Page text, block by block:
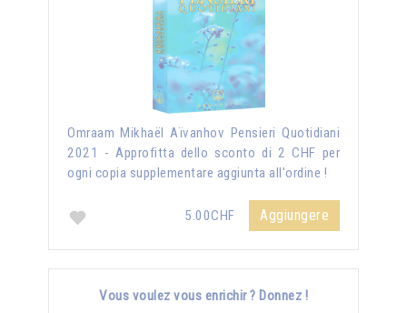
Omraam Mikhaël Aïvanhov Pensieri Quotidiani
2021 - Approfitta dello sconto di 2 CHF per
ogni copia supplementare aggiunta all'ordine !
5.00CHF Aggiungere
Vous voulez vous enrichir ? Donnez !